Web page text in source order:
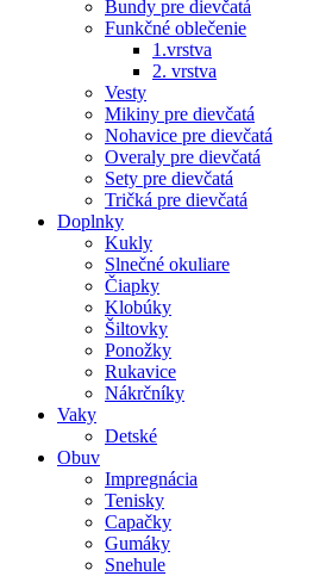
Bundy pre dievčatá
Funkčné oblečenie
1.vrstva
2. vrstva
Vesty
Mikiny pre dievčatá
Nohavice pre dievčatá
Overaly pre dievčatá
Sety pre dievčatá
Tričká pre dievčatá
Doplnky
Kukly
Slnečné okuliare
Čiapky
Klobúky
Šiltovky
Ponožky
Rukavice
Nákrčníky
Vaky
Detské
Obuv
Impregnácia
Tenisky
Capačky
Gumáky
Snehule